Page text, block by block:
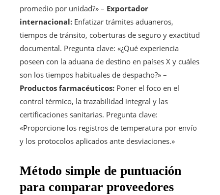
promedio por unidad?» – Exportador
internacional: Enfatizar trámites aduaneros,
tiempos de tránsito, coberturas de seguro y exactitud
documental. Pregunta clave: «¿Qué experiencia
poseen con la aduana de destino en países X y cuáles
son los tiempos habituales de despacho?» –
Productos farmacéuticos: Poner el foco en el
control térmico, la trazabilidad integral y las
certificaciones sanitarias. Pregunta clave:
«Proporcione los registros de temperatura por envío
y los protocolos aplicados ante desviaciones.»
Método simple de puntuación
para comparar proveedores